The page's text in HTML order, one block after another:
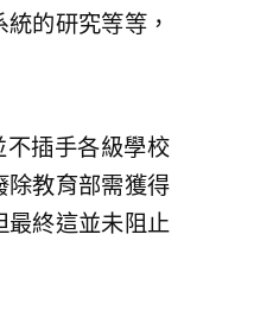
的研究等等，
插手各級學校
除教育部需獲得
最終這並未阻止